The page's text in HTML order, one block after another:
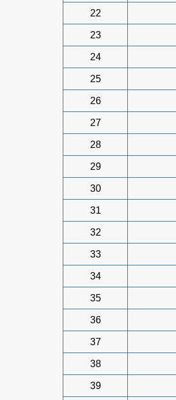
22
23
24
25
26
27
28
29
30
31
32
33
34
35
36
37
38
39